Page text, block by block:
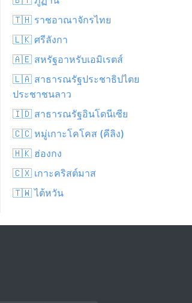
🇹🇭 ราชอาณาจักรไทย
🇱🇰 ศรีลังกา
🇦🇪 สหรัฐอาหรับเอมิเรตส์
🇱🇦 สาธารณรัฐประชาธิปไตย
ประชาชนลาว
🇮🇩 สาธารณรัฐอินโดนีเซีย
🇨🇨 หมู่เกาะโคโคส (คีลิง)
🇭🇰 ฮ่องกง
🇨🇽 เกาะคริสต์มาส
🇹🇼 ไต้หวัน